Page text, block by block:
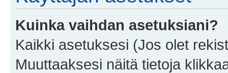
Kuinka vaihdan asetuksiani?
Kaikki asetuksesi (Jos olet
Muuttaaksesi näitä tietoja